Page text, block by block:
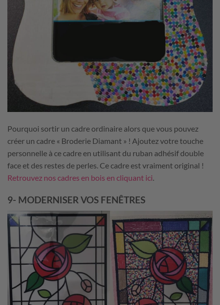
Pourquoi sortir un cadre ordinaire alors que vous pouvez
créer un cadre « Broderie Diamant » ! Ajoutez votre touche
personnelle à ce cadre en utilisant du ruban adhésif double
face et des restes de perles. Ce cadre est vraiment original !
Retrouvez nos cadres en bois en cliquant ici.
9- MODERNISER VOS FENÊTRES